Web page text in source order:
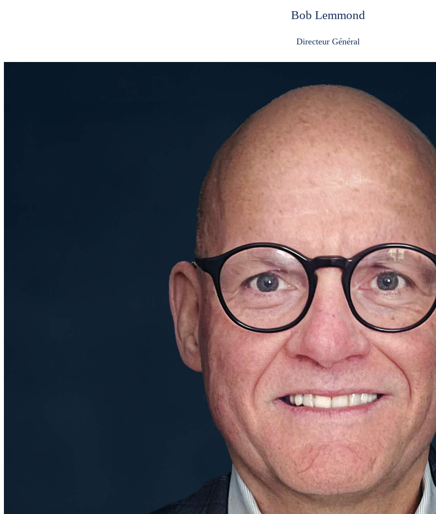
Bob Lemmond
Directeur Général